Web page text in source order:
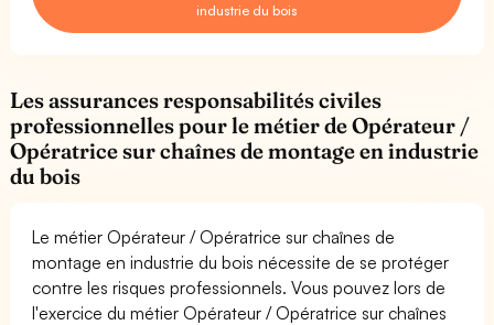
industrie du bois
Les assurances responsabilités civiles
professionnelles pour le métier de Opérateur /
Opératrice sur chaînes de montage en industrie
du bois
Le métier Opérateur / Opératrice sur chaînes de
montage en industrie du bois nécessite de se protéger
contre les risques professionnels. Vous pouvez lors de
l'exercice du métier Opérateur / Opératrice sur chaînes